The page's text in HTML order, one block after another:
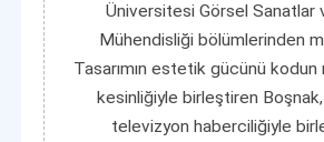
Üniversitesi Görsel Sanatlar
Mühendisliği bölümlerinden
Tasarımın estetik gücünü
kesinliğiyle birleştiren
televizyon haberciliğiyle